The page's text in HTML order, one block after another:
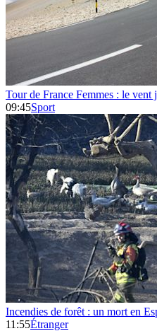
Tour de France Femmes : le vent
09:45Sport
Incendies de forêt : un mort en
11:55Étranger